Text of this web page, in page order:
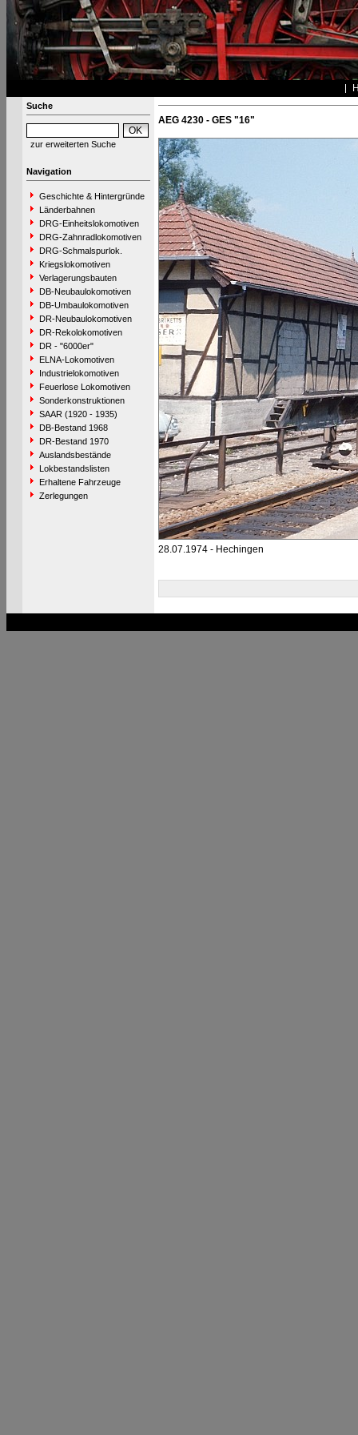
Suche
zur erweiterten Suche
Navigation
Geschichte & Hintergründe
Länderbahnen
DRG-Einheitslokomotiven
DRG-Zahnradlokomotiven
DRG-Schmalspurlok.
Kriegslokomotiven
Verlagerungsbauten
DB-Neubaulokomotiven
DB-Umbaulokomotiven
DR-Neubaulokomotiven
DR-Rekolokomotiven
DR - "6000er"
ELNA-Lokomotiven
Industrielokomotiven
Feuerlose Lokomotiven
Sonderkonstruktionen
SAAR (1920 - 1935)
DB-Bestand 1968
DR-Bestand 1970
Auslandsbestände
Lokbestandslisten
Erhaltene Fahrzeuge
Zerlegungen
AEG 4230 - GES "16"
28.07.1974 - Hechingen